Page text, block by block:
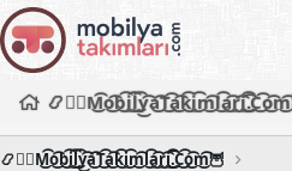
📿🧙‍♂️M͜͡o͜͡b͜͡i͜͡l͜͡y͜͡a͜͡T͜͡a͜͡k͜͡i͜͡m͜͡l͜͡a͜͡r͜͡i͜͡.͜͡C͜͡o͜͡m͜͡🦉